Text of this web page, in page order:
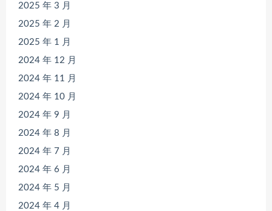
2025 年 3 月
2025 年 2 月
2025 年 1 月
2024 年 12 月
2024 年 11 月
2024 年 10 月
2024 年 9 月
2024 年 8 月
2024 年 7 月
2024 年 6 月
2024 年 5 月
2024 年 4 月